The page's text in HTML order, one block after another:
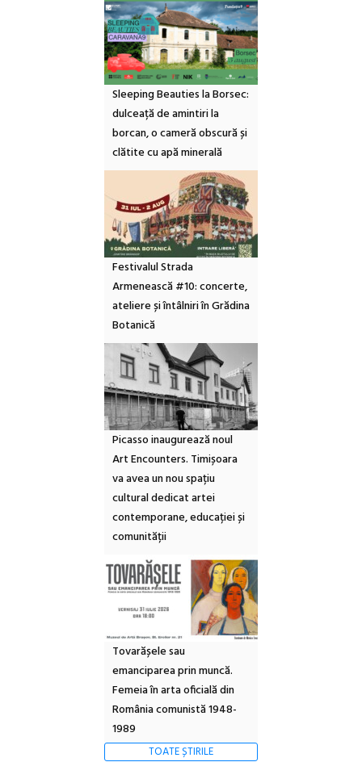
Sleeping Beauties la Borsec:
dulceață de amintiri la
borcan, o cameră obscură și
clătite cu apă minerală
Festivalul Strada
Armenească #10: concerte,
ateliere și întâlniri în Grădina
Botanică
Picasso inaugurează noul
Art Encounters. Timișoara
va avea un nou spațiu
cultural dedicat artei
contemporane, educației și
comunității
Tovarășele sau
emanciparea prin muncă.
Femeia în arta oficială din
România comunistă 1948-
1989
TOATE ȘTIRILE